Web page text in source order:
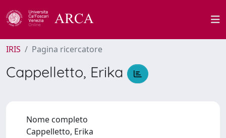
IRIS Pagina ricercatore
Cappelletto, Erika
Nome completo
Cappelletto, Erika